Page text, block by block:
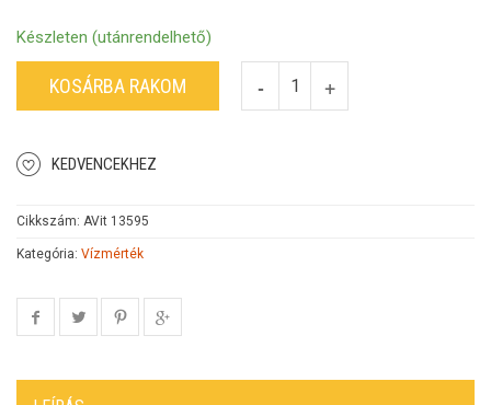
Készleten (utánrendelhető)
KOSÁRBA RAKOM
KEDVENCEKHEZ
Cikkszám: AVit 13595
Kategória: Vízmérték